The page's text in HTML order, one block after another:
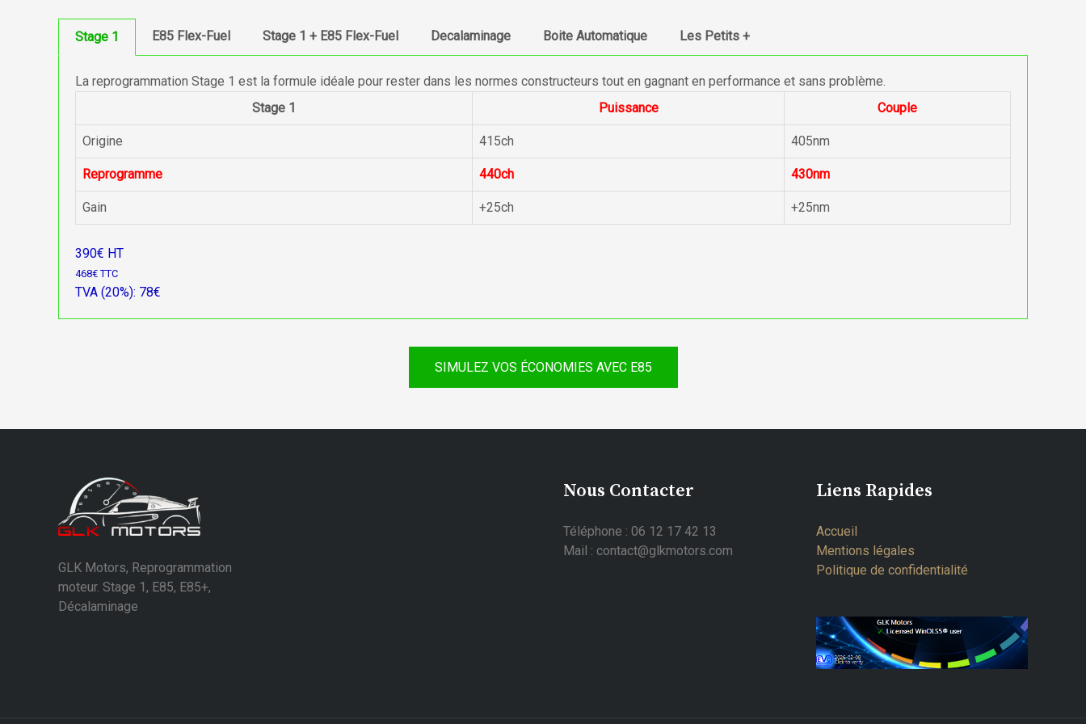
Stage 1 E85 Flex-Fuel Stage 1 + E85 Flex-Fuel Decalaminage Boite Automatique Les Petits +
La reprogrammation Stage 1 est la formule idéale pour rester dans les normes constructeurs tout en gagnant en performance et sans problème.
Stage 1
Puissance Couple
Origine 415ch 405nm
Reprogramme 440ch 430nm
Gain +25ch +25nm
390€ HT
468€ TTC
TVA (20%): 78€
SIMULEZ VOS ÉCONOMIES AVEC E85
GLK Motors, Reprogrammation
moteur. Stage 1, E85, E85+,
Décalaminage
Nous Contacter
Téléphone : 06 12 17 42 13
Mail : contact@glkmotors.com
Liens Rapides
Accueil
Mentions légales
Politique de confidentialité